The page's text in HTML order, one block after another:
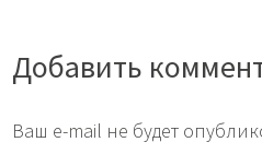
Добавить
Ваш e-mail не будет